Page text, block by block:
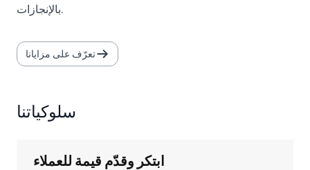
بالإنجازات.
تعرّف على مزايانا
سلوكياتنا
ابتكر وقدّم قيمة للعملاء